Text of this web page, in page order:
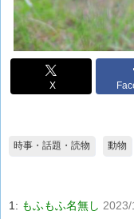
X
時事・話題・読物 動物
1: もふもふ名無し 2023/